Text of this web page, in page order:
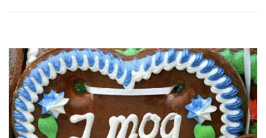
Wiesn Tagebuch 2016